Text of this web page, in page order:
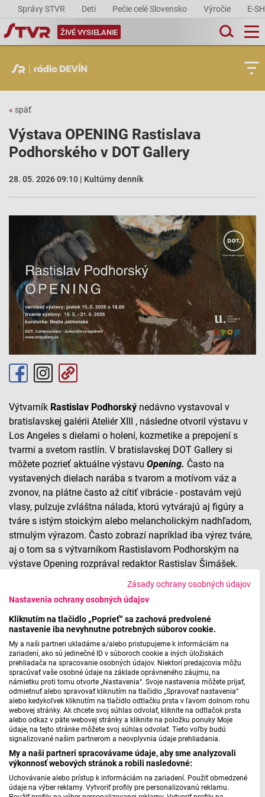
Zásady ochrany osobných údajov
Nastavenia ochrany osobných údajov
Kliknutím na tlačidlo „Poprieť“ sa zachová predvolené
nastavenie iba nevyhnutne potrebných súborov cookie.
My a naši partneri ukladáme a/alebo pristupujeme k informáciám na
zariadení, ako sú jedinečné ID v súboroch cookie a iných úložiskách
prehliadača na spracovanie osobných údajov. Niektorí predajcovia môžu
spracúvať vaše osobné údaje na základe oprávneného záujmu, na
námietku proti tomu otvorte „Nastavenia“. Svoje nastavenia môžete prijať,
odmietnuť alebo spravovať kliknutím na tlačidlo „Spravovať nastavenia“
alebo kedykoľvek kliknutím na tlačidlo odtlačku prsta v ľavom dolnom rohu
webovej stránky. Ak chcete svoj súhlas odvolať, kliknite na odtlačok prsta
alebo odkaz v päte webovej stránky a kliknite na položku ponuky Moje
údaje, na tejto stránke môžete svoj súhlas odvolať. Tieto voľby budú
signalizované našim partnerom a neovplyvnia údaje prehliadania.
My a naši partneri spracovávame údaje, aby sme analyzovali
výkonnosť webových stránok a robili nasledovné:
Uchovávanie alebo prístup k informáciám na zariadení. Použiť obmedzené
údaje na výber reklamy. Vytvoriť profily pre personalizovanú reklamu.
Správy STVR Deti Pečie celé Slovensko Výročie E-
ŽIVÉ VYSIELANIE
« späť
Výstava OPENING Rastislava
Podhorského v DOT Gallery
28. 05. 2026 09:10 | Kultúrny denník
Výtvarník Rastislav Podhorský nedávno vystavoval v
bratislavskej galérii Ateliér XIII , následne otvoril výstavu v
Los Angeles s dielami o holení, kozmetike a prepojení s
tvarmi a svetom rastlín. V bratislavskej DOT Gallery si
môžete pozrieť aktuálne výstavu Opening. Často na
vystavených dielach narába s tvarom a motívom váz a
zvonov, na plátne často až cítiť vibrácie - postavám vejú
vlasy, pulzuje zvláštna nálada, ktorú vytvárajú aj figúry a
tváre s istým stoickým alebo melancholickým nadhľadom,
strnulým výrazom. Často zobrazí napríklad iba výrez tváre,
aj o tom sa s výtvarníkom Rastislavom Podhorským na
výstave Opening rozprával redaktor Rastislav Šimášek.
Výstava OPENING Rastislava Podhorského v DOT
Máte problém s prehrávaním? Nahláste nám chybuv prehrávači.
Výstavu Opening výtvarníka Rastislava Podhorského si v
bratislavskej DOT Gallery môžete pozrieť do 21. júna.
foto: plagát výstavy